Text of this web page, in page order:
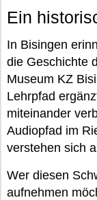
Ein
In Bisingen
die Geschichte
Museum KZ
Lehrpfad
miteinander
Audiopfad im
verstehen sich
Wer diesen
aufnehmen